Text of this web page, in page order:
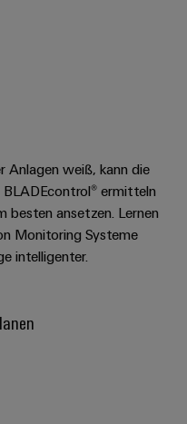
Anlagen weiß, kann die
ermitteln
besten ansetzen. Lernen
Monitoring Systeme
intelligenter.